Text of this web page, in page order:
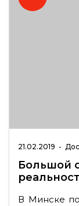
21.02.2019 -
Большой
В Минске